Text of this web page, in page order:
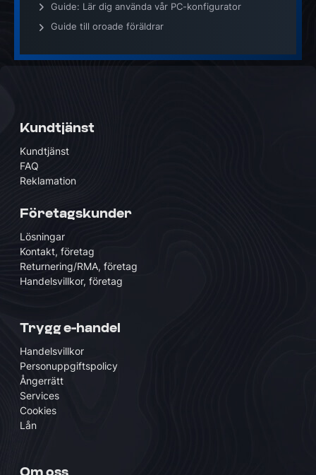
Guide: Lär dig använda vår PC-konfigurator
Guide till oroade föräldrar
Kundtjänst
Kundtjänst
FAQ
Reklamation
Företagskunder
Lösningar
Kontakt, företag
Returnering/RMA, företag
Handelsvillkor, företag
Trygg e-handel
Handelsvillkor
Personuppgiftspolicy
Ångerrätt
Services
Cookies
Lån